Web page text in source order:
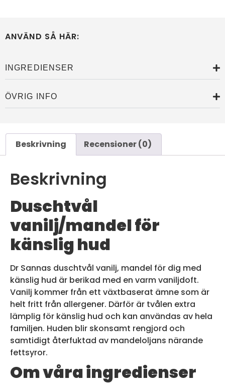
ANVÄND SÅ HÄR:
INGREDIENSER
ÖVRIG INFO
Beskrivning Recensioner (0)
Beskrivning
Duschtvål
vanilj/mandel för
känslig hud
Dr Sannas duschtvål vanilj, mandel för dig med
känslig hud är berikad med en varm vaniljdoft.
Vanilj kommer från ett växtbaserat ämne som är
helt fritt från allergener. Därför är tvålen extra
lämplig för känslig hud och kan användas av hela
familjen. Huden blir skonsamt rengjord och
samtidigt återfuktad av mandeloljans närande
fettsyror.
Om våra ingredienser